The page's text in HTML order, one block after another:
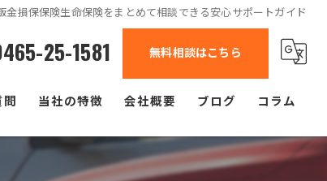
損保保険生命保険をまとめて相談できる安心サポートガイド
25-1581 無料相談はこちら
当社の特徴
自動車
会社概要 ブログ コラム